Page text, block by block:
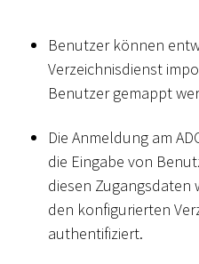
Benutzer können
Verzeichnisdienst
Benutzer gemappt
Die Anmeldung am
die Eingabe von
diesen Zugangsdaten
den konfigurierten
authentifiziert.